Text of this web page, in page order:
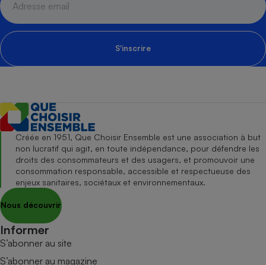
S'inscrire
Créée en 1951, Que Choisir Ensemble est une association à but
non lucratif qui agit, en toute indépendance, pour défendre les
droits des consommateurs et des usagers, et promouvoir une
consommation responsable, accessible et respectueuse des
enjeux sanitaires, sociétaux et environnementaux.
Nous découvrir
Informer
S’abonner au site
S’abonner au magazine